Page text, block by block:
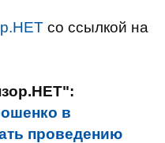
со ссылкой на
в
проведению